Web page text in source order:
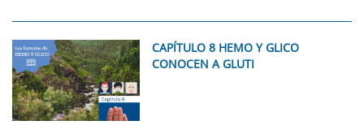
CAPÍTULO 8 HEMO Y GLICO
CONOCEN A GLUTI